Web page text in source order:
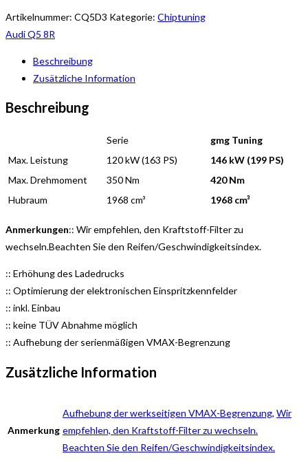
Artikelnummer: CQ5D3 Kategorie: Chiptuning
Audi Q5 8R
Beschreibung
Zusätzliche Information
Beschreibung
Serie
gmg Tuning
Max. Leistung
120 kW (163 PS)
146 kW (199 PS)
Max. Drehmoment
350 Nm
420 Nm
Hubraum
1968 cm³ 1968 cm³
Anmerkungen:: Wir empfehlen, den Kraftstoff-Filter zu
wechseln.Beachten Sie den Reifen/Geschwindigkeitsindex.
:: Erhöhung des Ladedrucks
:: Optimierung der elektronischen Einspritzkennfelder
:: inkl. Einbau
:: keine TÜV Abnahme möglich
:: Aufhebung der serienmäßigen VMAX-Begrenzung
Zusätzliche Information
Anmerkung
Aufhebung der werkseitigen VMAX-Begrenzung, Wir
empfehlen, den Kraftstoff-Filter zu wechseln.
Beachten Sie den Reifen/Geschwindigkeitsindex.